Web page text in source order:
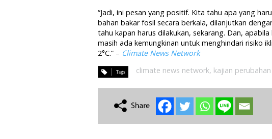
“Jadi, ini pesan yang positif. Kita tahu apa yang
bahan bakar fosil secara berkala, dilanjutkan
tahu kapan harus dilakukan, sekarang. Dan,
masih ada kemungkinan untuk menghindari risiko
2°C.” – Climate News Network
climate news network, kajian